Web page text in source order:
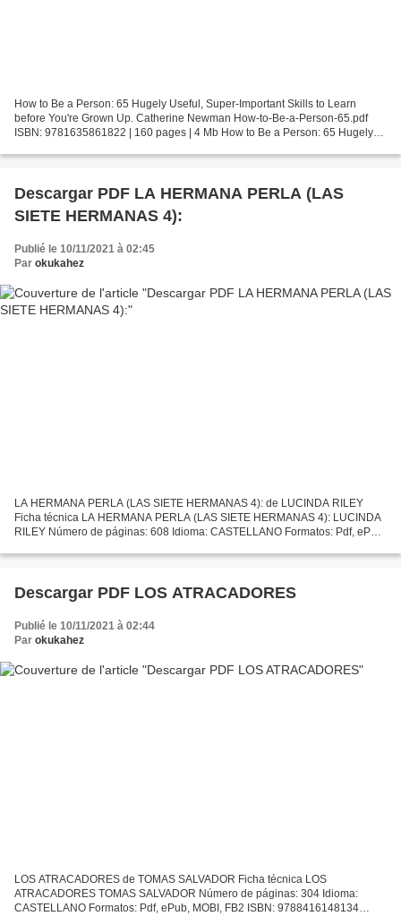
How to Be a Person: 65 Hugely Useful, Super-Important Skills to Learn
before You're Grown Up. Catherine Newman How-to-Be-a-Person-65.pdf
ISBN: 9781635861822 | 160 pages | 4 Mb How to Be a Person: 65 Hugely
Descargar PDF LA HERMANA PERLA (LAS
SIETE HERMANAS 4):
Publié le 10/11/2021 à 02:45
Par okukahez
LA HERMANA PERLA (LAS SIETE HERMANAS 4): de LUCINDA RILEY
Ficha técnica LA HERMANA PERLA (LAS SIETE HERMANAS 4): LUCINDA
RILEY Número de páginas: 608 Idioma: CASTELLANO Formatos: Pdf, ePub,
Descargar PDF LOS ATRACADORES
Publié le 10/11/2021 à 02:44
Par okukahez
LOS ATRACADORES de TOMAS SALVADOR Ficha técnica LOS
ATRACADORES TOMAS SALVADOR Número de páginas: 304 Idioma:
CASTELLANO Formatos: Pdf, ePub, MOBI, FB2 ISBN: 9788416148134